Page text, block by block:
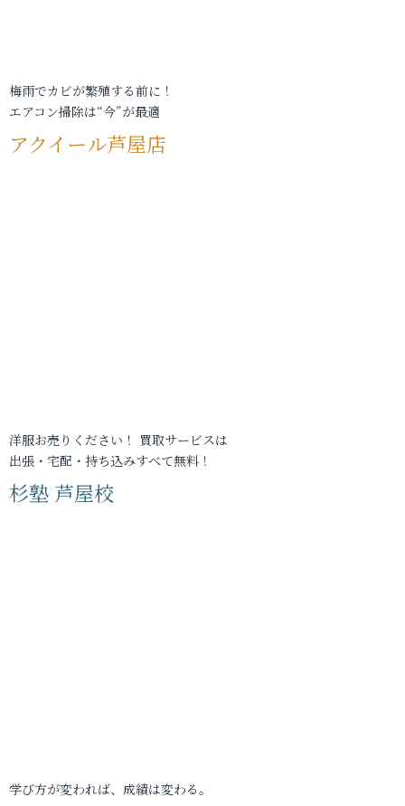
梅雨でカビが繁殖する前に！
エアコン掃除は“今”が最適
アクイール芦屋店
洋服お売りください！ 買取サービスは
出張・宅配・持ち込みすべて無料！
杉塾 芦屋校
学び方が変われば、成績は変わる。